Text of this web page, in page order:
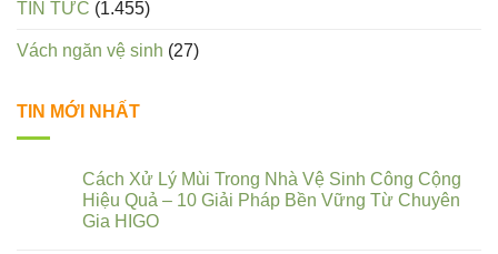
TIN TỨC (1.455)
Vách ngăn vệ sinh (27)
TIN MỚI NHẤT
Cách Xử Lý Mùi Trong Nhà Vệ Sinh Công Cộng
Hiệu Quả – 10 Giải Pháp Bền Vững Từ Chuyên
Gia HIGO